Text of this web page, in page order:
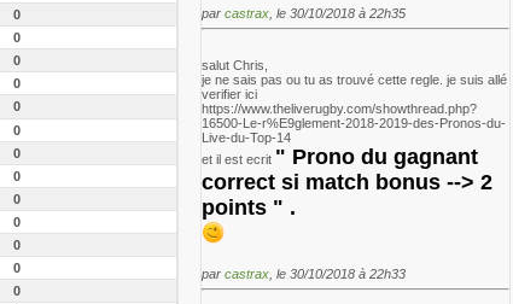
0
0
0
0
0
0
0
0
0
0
0
0
0
par castrax, le 30/10/2018 à 22h35
salut Chris,
je ne sais pas ou tu as trouvé cette regle. je suis allé
verifier ici
https://www.theliverugby.com/showthread.php?
16500-Le-r%E9glement-2018-2019-des-Pronos-du-
Live-du-Top-14
et il est ecrit " Prono du gagnant
correct si match bonus --> 2
points " .
par castrax, le 30/10/2018 à 22h33